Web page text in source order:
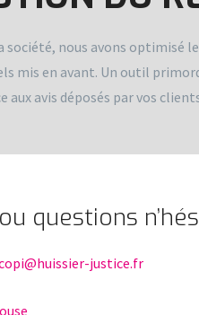
nous avons optimisé
mis en avant. Un outil
avis déposés par vos
questions
justice.fr